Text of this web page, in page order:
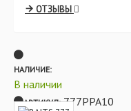
моментально
Структура бойлов
остаться свежими
ОТЗЫВЫ
НАЛИЧИЕ:
В наличии
АРТИКУЛ: 777PPA10